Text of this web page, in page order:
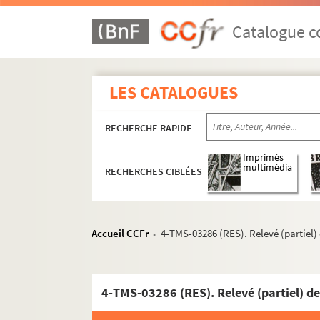
Catalogue
LES CATALOGUES
RECHERCHE RAPIDE
RECHERCHES CIBLÉES
Imprimés
multimédia
Accueil CCFr > 4-TMS-03286 (RES). Relevé
4-TMS-03286 (RES). Relevé (partiel)
Romain Rolland. Le jeu de l'amour et de la
Marivaux. Le jeu de l'amour et du hasard :
Louis Verneuil. La jeune fille au bain :
André Haguet. Une jeune fille savait : 3
Paul Armont, Marcel Gerbidon. Jeunes filles
André Picard. Jeunesse : pièce en 3 actes.
Alexandre Dumas. La jeunesse de Louis XIV :
Alexandre Dumas, Auguste Maquet. La
Andrée Méry. Les jeux sont faits ! : comédie
Jean Guitton. Jim la houlette, roi des